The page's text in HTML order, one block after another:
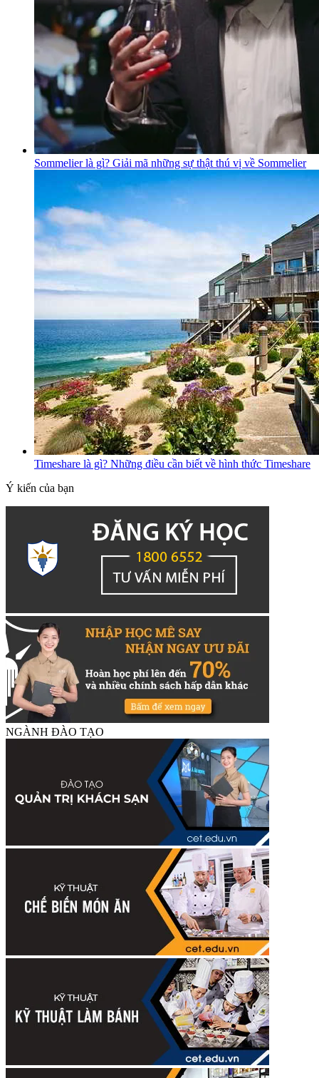
Sommelier là gì? Giải mã những sự thật thú vị về Sommelier
Timeshare là gì? Những điều cần biết về hình thức Timeshare
Ý kiến của bạn
NGÀNH ĐÀO TẠO